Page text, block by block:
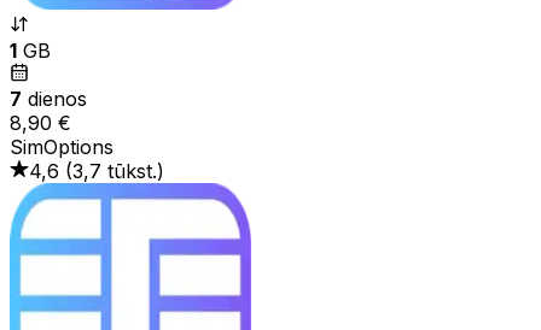
1 GB
7 dienos
8,90 €
SimOptions
4,6 (3,7 tūkst.)